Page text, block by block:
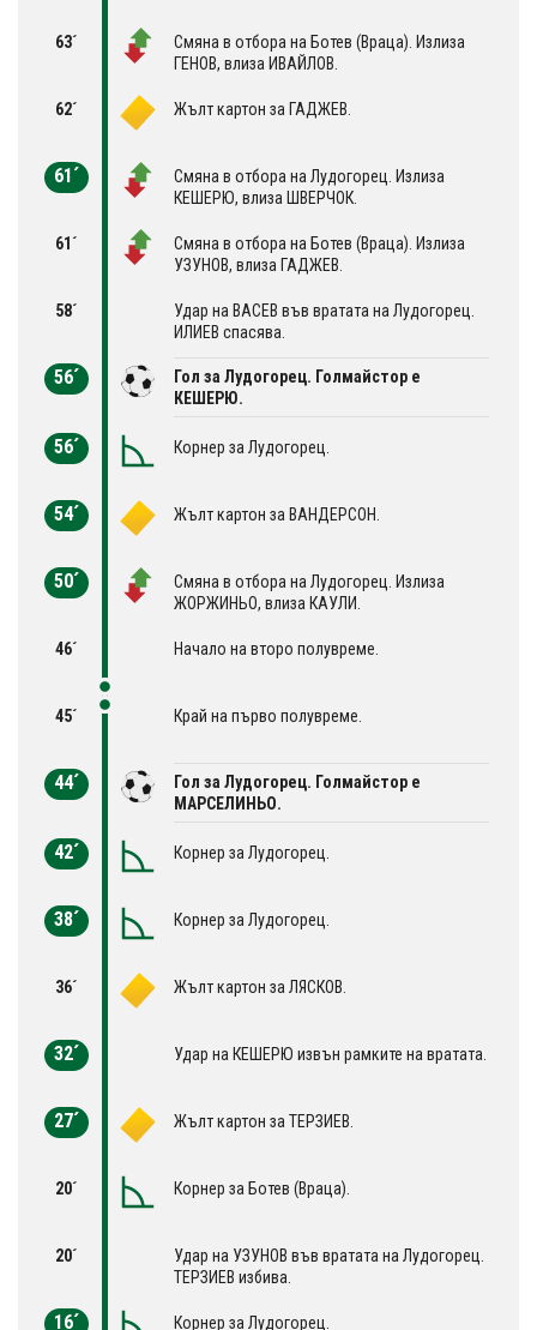
63´
Смяна в отбора на Ботев (Враца). Излиза
ГЕНОВ, влиза ИВАЙЛОВ.
62´ Жълт картон за ГАДЖЕВ.
61´
Смяна в отбора на Лудогорец. Излиза
КЕШЕРЮ, влиза ШВЕРЧОК.
61´
Смяна в отбора на Ботев (Враца). Излиза
УЗУНОВ, влиза ГАДЖЕВ.
58´
Удар на ВАСЕВ във вратата на Лудогорец.
ИЛИЕВ спасява.
56´
Гол за Лудогорец. Голмайстор е
КЕШЕРЮ.
56´ Корнер за Лудогорец.
54´ Жълт картон за ВАНДЕРСОН.
50´
Смяна в отбора на Лудогорец. Излиза
ЖОРЖИНЬО, влиза КАУЛИ.
46´ Начало на второ полувреме.
45´ Край на първо полувреме.
44´
Гол за Лудогорец. Голмайстор е
МАРСЕЛИНЬО.
42´ Корнер за Лудогорец.
38´ Корнер за Лудогорец.
36´ Жълт картон за ЛЯСКОВ.
32´ Удар на КЕШЕРЮ извън рамките на вратата.
27´ Жълт картон за ТЕРЗИЕВ.
20´ Корнер за Ботев (Враца).
20´
Удар на УЗУНОВ във вратата на Лудогорец.
ТЕРЗИЕВ избива.
16´ Корнер за Лудогорец.